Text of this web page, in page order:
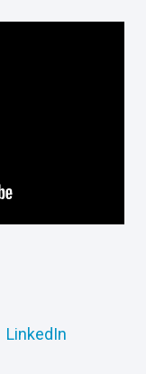
LinkedIn